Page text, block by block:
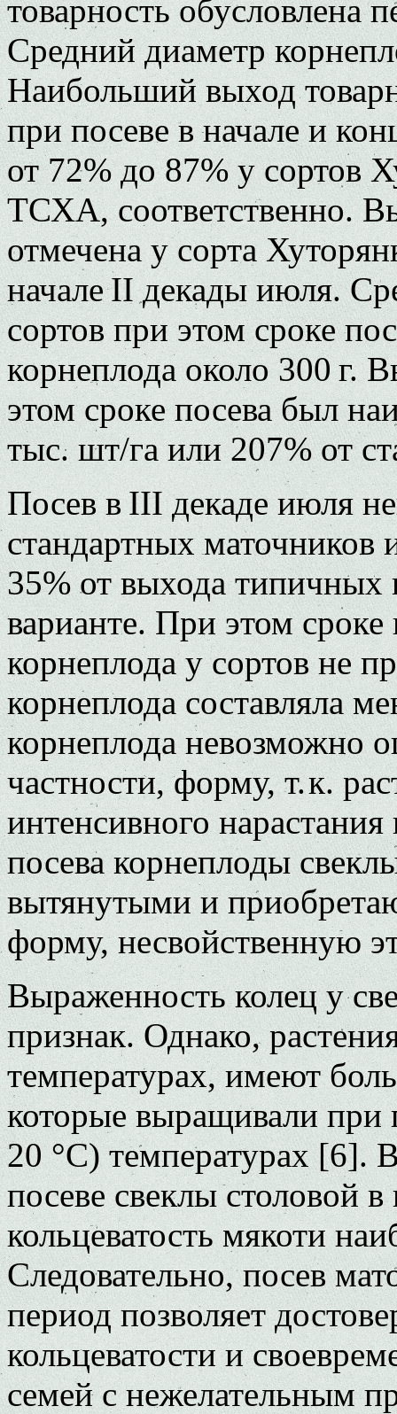
товарность обусловлена
Средний диаметр
Наибольший выход
при посеве в начале и
от 72% до 87% у сортов
ТСХА, соответственно.
отмечена у сорта
начале II декады июля.
сортов при этом сроке
корнеплода около 300 г.
этом сроке посева был
тыс. шт/га или 207% от
Посев в III декаде июля
стандартных маточников
35% от выхода типичных
варианте. При этом
корнеплода у сортов не
корнеплода составляла
корнеплода невозможно
частности, форму, т. к.
интенсивного
посева корнеплоды
вытянутыми и
форму, несвойственную
Выраженность колец у
признак. Однако,
температурах, имеют
которые выращивали
20 °C) температурах [6].
посеве свеклы столовой
кольцеватость мякоти
Следовательно, посев
период позволяет
кольцеватости и
семей с нежелательным